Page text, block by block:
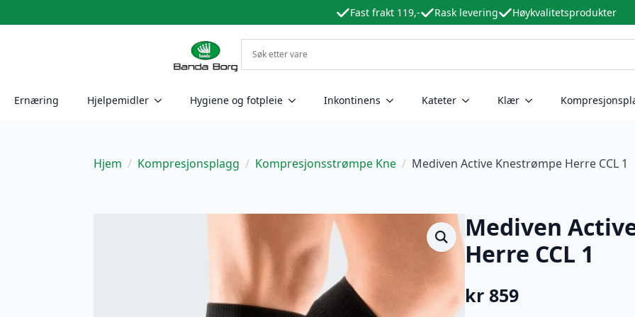
Fast frakt 119,- Rask levering Høykvalitetsprodukter
Ernæring Hjelpemidler Hygiene og fotpleie Inkontinens Kateter Klær
Hjem Kompresjonsplagg Kompresjonsstrømpe Kne Mediven Active Knestrømpe Herre CCL 1
Mediven
Herre CCL 1
kr 859